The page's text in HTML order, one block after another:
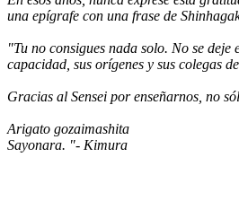
una epígrafe con una frase de
"Tu no consigues nada solo. No se
capacidad, sus orígenes y sus colegas
Gracias al Sensei por enseñarnos, no
Arigato gozaimashita
Sayonara. "- Kimura